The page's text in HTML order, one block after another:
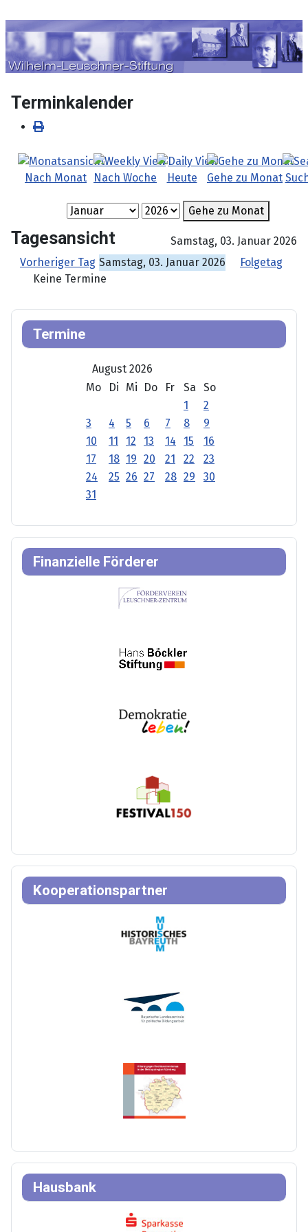
Terminkalender
Nach Monat Nach Woche Heute Gehe zu Monat
Gehe zu Monat
Tagesansicht
Samstag, 03. Januar 2026
Vorheriger Tag Samstag, 03. Januar 2026
Folgetag
Keine Termine
Termine
August 2026
Mo
Di Mi Do Fr Sa
So
1
2
3
4 5 6 7 8
9
10
11 12 13 14 15
16
17
18 19 20 21 22
23
24
25 26 27 28 29
30
31
Finanzielle Förderer
Kooperationspartner
Hausbank